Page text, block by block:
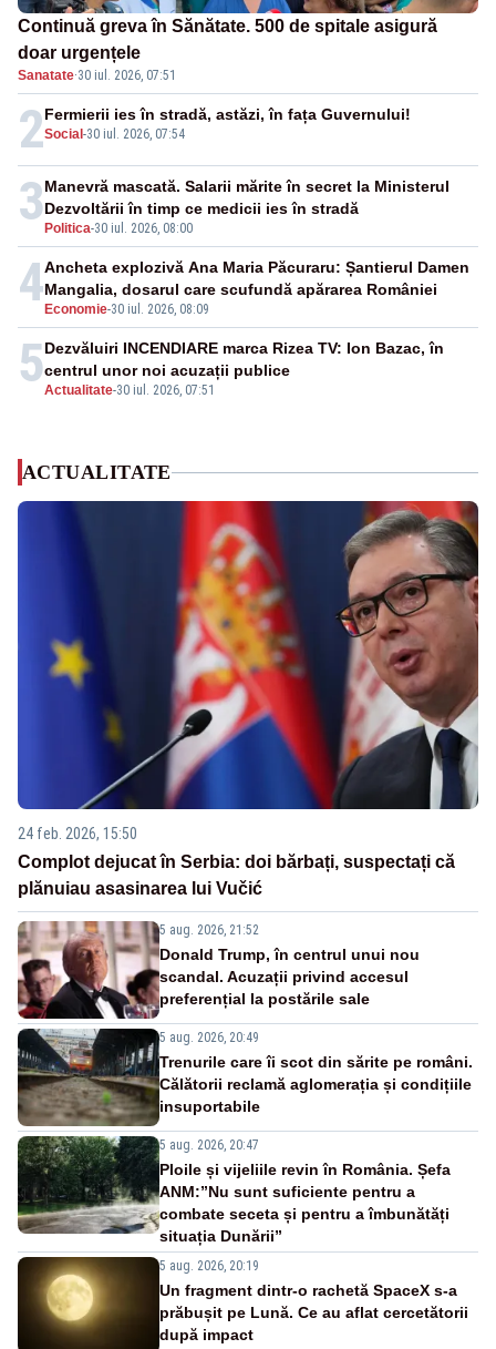
Continuă greva în Sănătate. 500 de spitale asigură
doar urgențele
Sanatate·30 iul. 2026, 07:51
2Social -30 iul. 2026, 07:54
Fermierii ies în stradă, astăzi, în fața Guvernului!
3 Politica-30 iul. 2026, 08:00
Manevră mascată. Salarii mărite în secret la Ministerul
Dezvoltării în timp ce medicii ies în stradă
4 Economie-30 iul. 2026, 08:09
Ancheta explozivă Ana Maria Păcuraru: Șantierul Damen
Mangalia, dosarul care scufundă apărarea României
5Actualitate-30 iul. 2026, 07:51
Dezvăluiri INCENDIARE marca Rizea TV: Ion Bazac, în
centrul unor noi acuzații publice
ACTUALITATE
24 feb. 2026, 15:50
Complot dejucat în Serbia: doi bărbați, suspectați că
plănuiau asasinarea lui Vučić
5 aug. 2026, 21:52
Donald Trump, în centrul unui nou
scandal. Acuzații privind accesul
preferențial la postările sale
5 aug. 2026, 20:49
Trenurile care îi scot din sărite pe români.
Călătorii reclamă aglomerația și condițiile
insuportabile
5 aug. 2026, 20:47
Ploile și vijeliile revin în România. Șefa
ANM:”Nu sunt suficiente pentru a
combate seceta și pentru a îmbunătăți
situația Dunării”
5 aug. 2026, 20:19
Un fragment dintr-o rachetă SpaceX s-a
prăbușit pe Lună. Ce au aflat cercetătorii
după impact